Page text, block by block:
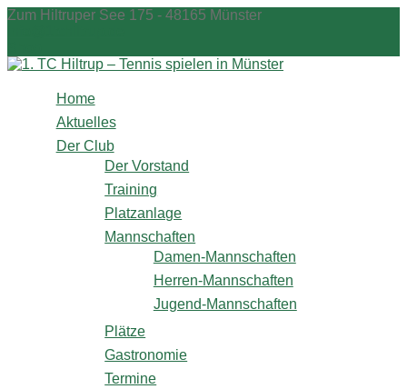
Zum
Zum Hiltruper See 175 - 48165 Münster
Home
Aktuelles
Der Club
Der Vorstand
Training
Platzanlage
Mannschaften
Damen-Mannschaften
Herren-Mannschaften
Jugend-Mannschaften
Plätze
Gastronomie
Termine